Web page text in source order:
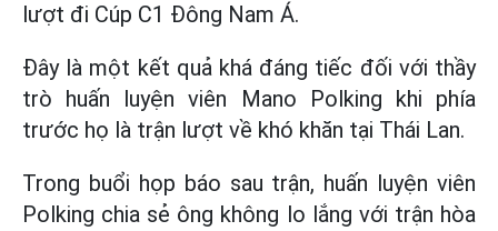
lượt đi Cúp C1 Đông Nam Á.
Đây là một kết quả khá đáng tiếc đối với thầy
trò huấn luyện viên Mano Polking khi phía
trước họ là trận lượt về khó khăn tại Thái Lan.
Trong buổi họp báo sau trận, huấn luyện viên
Polking chia sẻ ông không lo lắng với trận hòa